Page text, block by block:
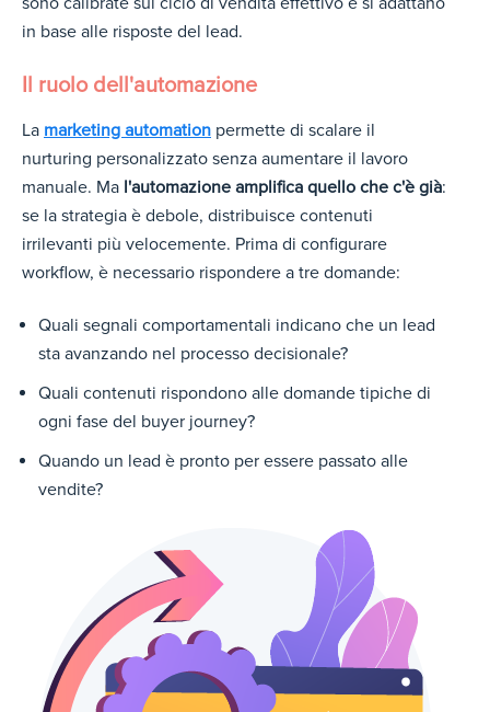
in base alle risposte del lead.
Il ruolo dell'automazione
La marketing automation permette di scalare il
nurturing personalizzato senza aumentare il lavoro
manuale. Ma l'automazione amplifica quello che c'è già:
se la strategia è debole, distribuisce contenuti
irrilevanti più velocemente. Prima di configurare
workflow, è necessario rispondere a tre domande:
Quali segnali comportamentali indicano che un lead
sta avanzando nel processo decisionale?
Quali contenuti rispondono alle domande tipiche di
ogni fase del buyer journey?
Quando un lead è pronto per essere passato alle
vendite?